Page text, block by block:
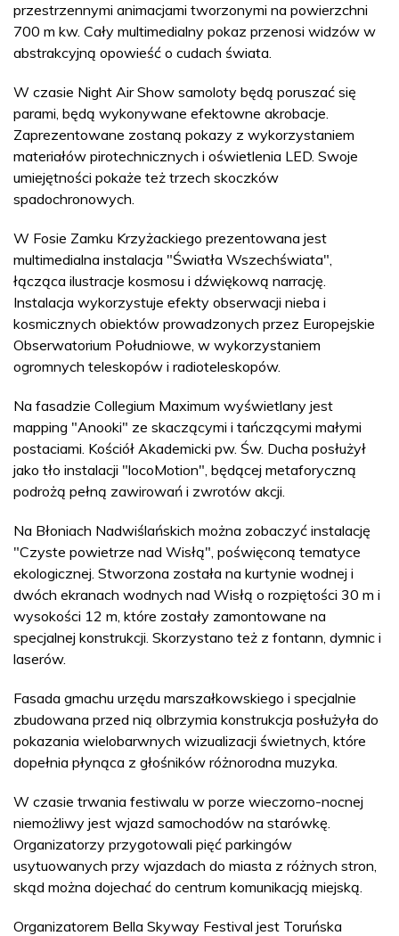
przestrzennymi animacjami tworzonymi na powierzchni
700 m kw. Cały multimedialny pokaz przenosi widzów w
abstrakcyjną opowieść o cudach świata.
W czasie Night Air Show samoloty będą poruszać się
parami, będą wykonywane efektowne akrobacje.
Zaprezentowane zostaną pokazy z wykorzystaniem
materiałów pirotechnicznych i oświetlenia LED. Swoje
umiejętności pokaże też trzech skoczków
spadochronowych.
W Fosie Zamku Krzyżackiego prezentowana jest
multimedialna instalacja "Światła Wszechświata",
łącząca ilustracje kosmosu i dźwiękową narrację.
Instalacja wykorzystuje efekty obserwacji nieba i
kosmicznych obiektów prowadzonych przez Europejskie
Obserwatorium Południowe, w wykorzystaniem
ogromnych teleskopów i radioteleskopów.
Na fasadzie Collegium Maximum wyświetlany jest
mapping "Anooki" ze skaczącymi i tańczącymi małymi
postaciami. Kościół Akademicki pw. Św. Ducha posłużył
jako tło instalacji "locoMotion", będącej metaforyczną
podrożą pełną zawirowań i zwrotów akcji.
Na Błoniach Nadwiślańskich można zobaczyć instalację
"Czyste powietrze nad Wisłą", poświęconą tematyce
ekologicznej. Stworzona została na kurtynie wodnej i
dwóch ekranach wodnych nad Wisłą o rozpiętości 30 m i
wysokości 12 m, które zostały zamontowane na
specjalnej konstrukcji. Skorzystano też z fontann, dymnic i
laserów.
Fasada gmachu urzędu marszałkowskiego i specjalnie
zbudowana przed nią olbrzymia konstrukcja posłużyła do
pokazania wielobarwnych wizualizacji świetnych, które
dopełnia płynąca z głośników różnorodna muzyka.
W czasie trwania festiwalu w porze wieczorno-nocnej
niemożliwy jest wjazd samochodów na starówkę.
Organizatorzy przygotowali pięć parkingów
usytuowanych przy wjazdach do miasta z różnych stron,
skąd można dojechać do centrum komunikacją miejską.
Organizatorem Bella Skyway Festival jest Toruńska